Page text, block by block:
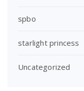
spbo
starlight princess
Uncategorized